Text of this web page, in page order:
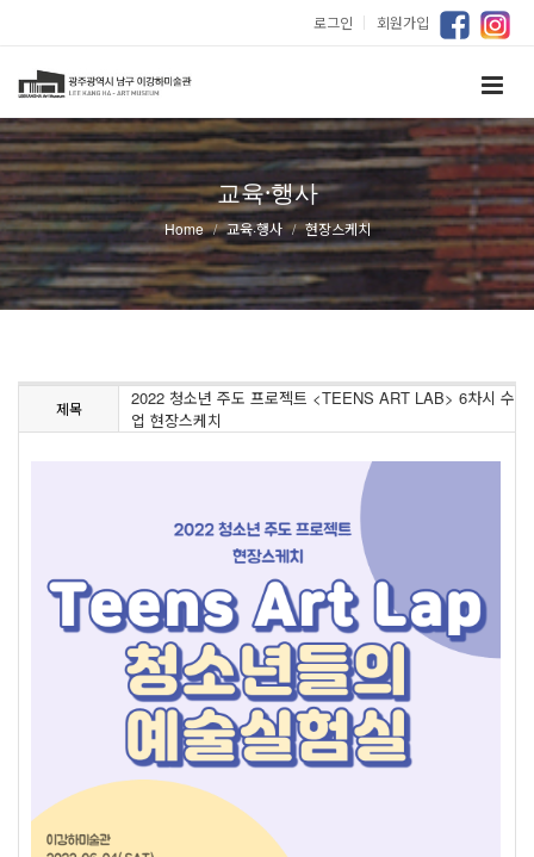
로그인 ｜ 회원가입
교육·행사
Home 교육·행사 현장스케치
제목
2022 청소년 주도 프로젝트 <TEENS ART LAB> 6차시 수
업 현장스케치